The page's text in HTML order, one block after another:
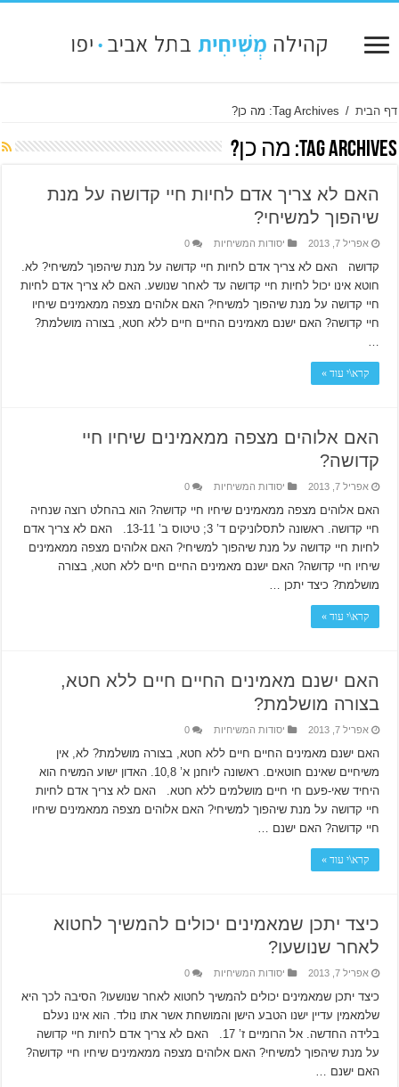
דף הבית / Tag Archives: מה כן?
Tag Archives: מה כן?
האם לא צריך אדם לחיות חיי קדושה על מנת
שיהפוך למשיחי?
אפריל 7, 2013 יסודות המשיחיות 0
קדושה האם לא צריך אדם לחיות חיי קדושה על מנת שיהפוך למשיחי? לא.
חוטא אינו יכול לחיות חיי קדושה עד לאחר שנושע. האם לא צריך אדם לחיות
חיי קדושה על מנת שיהפוך למשיחי? האם אלוהים מצפה ממאמינים שיחיו
חיי קדושה? האם ישנם מאמינים החיים חיים ללא חטא, בצורה מושלמת?
…
קרא\י עוד »
האם אלוהים מצפה ממאמינים שיחיו חיי
קדושה?
אפריל 7, 2013 יסודות המשיחיות 0
האם אלוהים מצפה ממאמינים שיחיו חיי קדושה? הוא בהחלט רוצה שנחיה
חיי קדושה. ראשונה לתסלוניקים ד’ 3; טיטוס ב’ 13-11. האם לא צריך אדם
לחיות חיי קדושה על מנת שיהפוך למשיחי? האם אלוהים מצפה ממאמינים
שיחיו חיי קדושה? האם ישנם מאמינים החיים חיים ללא חטא, בצורה
מושלמת? כיצד יתכן …
קרא\י עוד »
האם ישנם מאמינים החיים חיים ללא חטא,
בצורה מושלמת?
אפריל 7, 2013 יסודות המשיחיות 0
האם ישנם מאמינים החיים חיים ללא חטא, בצורה מושלמת? לא, אין
משיחיים שאינם חוטאים. ראשונה ליוחנן א’ 10,8. האדון ישוע המשיח הוא
היחיד שאי-פעם חי חיים מושלמים ללא חטא. האם לא צריך אדם לחיות
חיי קדושה על מנת שיהפוך למשיחי? האם אלוהים מצפה ממאמינים שיחיו
חיי קדושה? האם ישנם …
קרא\י עוד »
כיצד יתכן שמאמינים יכולים להמשיך לחטוא
לאחר שנושעו?
אפריל 7, 2013 יסודות המשיחיות 0
כיצד יתכן שמאמינים יכולים להמשיך לחטוא לאחר שנושעו? הסיבה לכך היא
שלמאמין עדיין ישנו הטבע הישן והמושחת אשר אתו נולד. הוא אינו נעלם
בלידה החדשה. אל הרומיים ז’ 17. האם לא צריך אדם לחיות חיי קדושה
על מנת שיהפוך למשיחי? האם אלוהים מצפה ממאמינים שיחיו חיי קדושה?
האם ישנם …